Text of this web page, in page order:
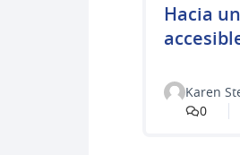
Hacia
Karen
0